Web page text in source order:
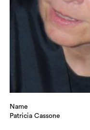
Name
Patricia Cassone